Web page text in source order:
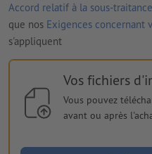
Accord relatif à la sous-
que nos Exigences concernant
s'appliquent
Vos fichiers
Vous pouvez
avant ou après